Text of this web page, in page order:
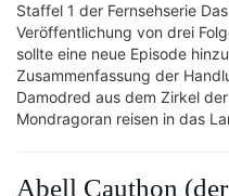
Staffel 1 der Fernsehserie
Veröffentlichung von drei
sollte eine neue Episode
Zusammenfassung der
Damodred aus dem Zirkel
Mondragoran reisen in das
Abell Cauthon